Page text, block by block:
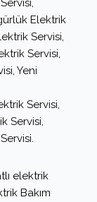
Elektrik
Servisi,
Servisi,
Yeni
Servisi,
Servisi,
elektrik
Bakım